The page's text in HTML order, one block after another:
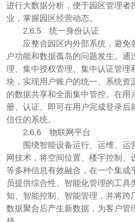
进行大数据分析，便于园区管理者
业，掌握园区经营动态。
2.6.5统一身份认证
应整合园区内外部系统，避免
户功能和数据孤岛的问题发生。通
理、集中授权管理、集中认证管理
块，实现用户账户的统一、系统资
的数据共享和全面集中管控。在用
册、认证、即可在用户完成登录后
信任的系统。
2.6.6物联网平台
围绕智能设备运行、运维、运
网技术，将空间位置、楼宇控制、
等多种信息有效融合，在一个集成
员提供综合性、智能化管理的工具
知、智能控制、智能管理，并将跨
数据聚合后产生新数据，为客户管